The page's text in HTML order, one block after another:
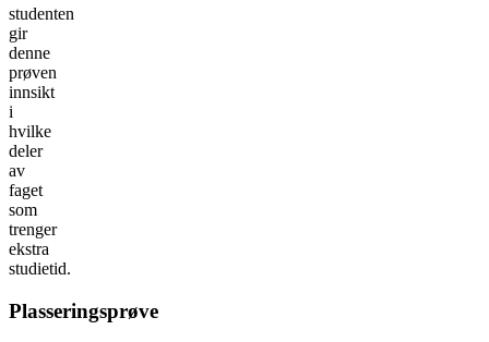
studenten
gir
denne
prøven
innsikt
i
hvilke
deler
av
faget
som
trenger
ekstra
studietid.
Plasseringsprøve